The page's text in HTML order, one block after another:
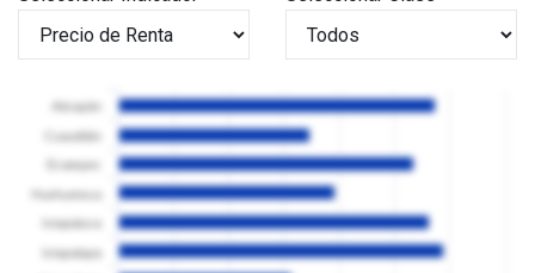
Atizapán
Cuautitlán
Ecatepec
Huehuetoca
Ixtapaluca
Iztapalapa